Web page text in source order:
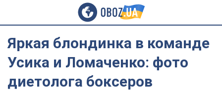
Яркая блондинка в команде
Усика и Ломаченко: фото
диетолога боксеров